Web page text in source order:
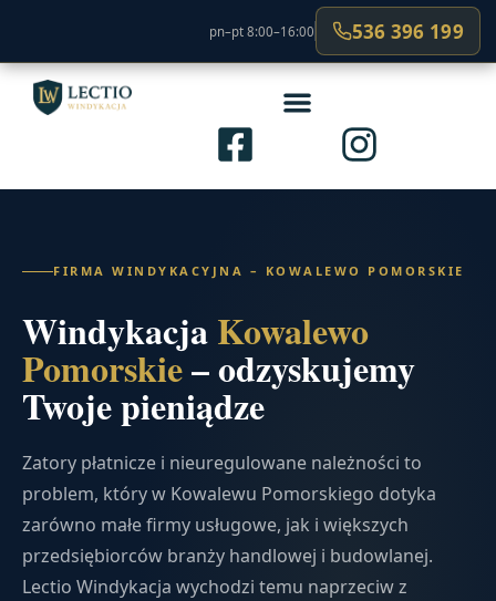
pn–pt 8:00–16:00 536 396 199
FIRMA WINDYKACYJNA – KOWALEWO POMORSKIE
WindykacjaKowalewo
Pomorskie– odzyskujemy
Twoje pieniądze
Zatory płatnicze i nieuregulowane należności to
problem, który w Kowalewu Pomorskiego dotyka
zarówno małe firmy usługowe, jak i większych
przedsiębiorców branży handlowej i budowlanej.
Lectio Windykacja wychodzi temu naprzeciw z